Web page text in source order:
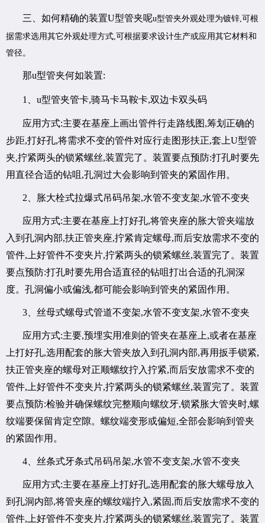
三、如何精确的装置U型管夹呢u型管夹外观处理为镀锌,可根
据需求选用其它外观处理方式,可根据要求设计生产或应用其它材料和
管径。
那u型管夹何如装置:
1、 u型管夹管卡,骑马卡马鞍卡,双边卡双头码
应用方式:主要在基座上画出管件行走路线图,筹划正确的
步距,打好孔,将需求不变的管件对应行走图形扶正,套上U型管
夹,拧紧两头的锁紧螺丝,装置完了。装置要点预防:打孔时要先
用直径合适的钻咀,孔洞过大会影响到管夹的紧固作用。
2、胀大栓式拉爆式吊码吊架,水管不变支架,水管不变夹
应用方式:主要在基座上打好孔,将管夹座的胀大管夹端放
入到孔洞内部,扶正管夹座,拧紧肯定螺母,而后安放需求不变的
管件,上好管件不变夹片,拧紧两头的锁紧螺丝,装置完了。装置
要点预防:打孔时要先用合适直径的钻咀打出合适的孔洞深
度。孔洞偏小或偏浅,都可能会影响到管夹的紧固作用。
3、丝母式螺母式管道不变架,水管不变支架,水管不变夹
应用方式:主要,预埋实用准则的管夹在基座上,或者在基座
上打好孔,选用配套的胀大管夹放入到孔洞内部,再用扳手锁紧,
扶正管夹座的螺母对正顺螺纹拧入拧紧,而后安放需求不变的
管件,上好管件不变夹片,拧紧两头的锁紧螺丝,装置完了。装置
要点预防:检验并确保螺纹完整顺向螺纹牙,锁紧胀大管夹时,螺
纹端要保留肯定空隙。螺纹端变形或偏短,全部会影响到管夹
的紧固作用。
4、丝条式牙条式吊码吊架,水管不变支架,水管不变夹
应用方式:主要在基座上打好孔,选用配套的胀大螺母放入
到孔洞内部,将管夹座的螺纹端拧入,紧固,而后安放需求不变的
管件,上好管件不变夹片,拧紧两头的锁紧螺丝,装置完了。装置